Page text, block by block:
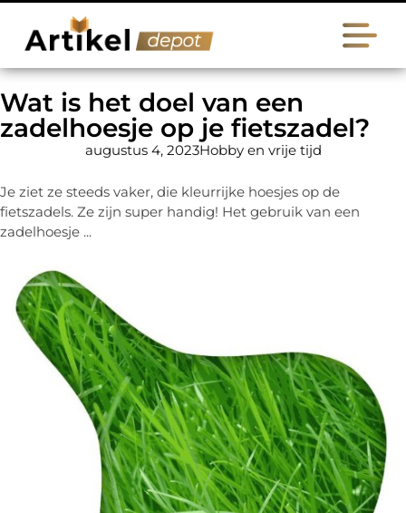
Wat is het doel van een
zadelhoesje op je fietszadel?
augustus 4, 2023Hobby en vrije tijd
Je ziet ze steeds vaker, die kleurrijke hoesjes op de
fietszadels. Ze zijn super handig! Het gebruik van een
zadelhoesje ...